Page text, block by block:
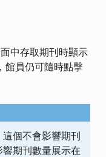
中存取期刊時顯示
館員仍可隨時點擊
個不會影響期刊
期刊數量展示在